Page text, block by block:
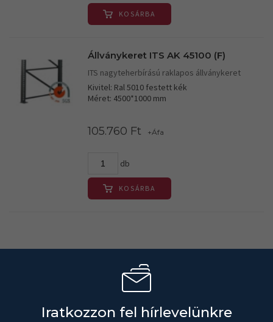
KOSÁRBA
Állványkeret ITS AK 45100 (F)
ITS nagyteherbírású raklapos állványkeret
Kivitel: Ral 5010 festett kék
Méret: 4500*1000 mm
105.760 Ft +Áfa
db
KOSÁRBA
Iratkozzon fel hírlevelünkre